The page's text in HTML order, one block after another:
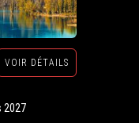
VOIR DÉTAILS
2027